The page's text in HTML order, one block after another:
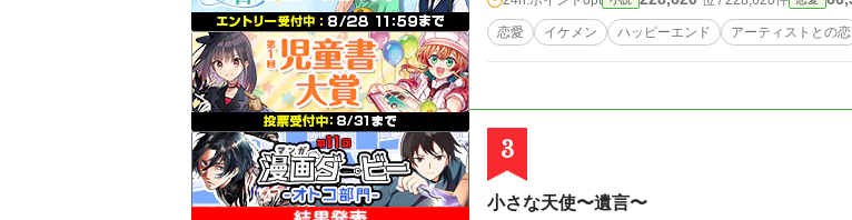
恋愛 イケメン ハッピーエンド アーティストとの恋
3
小さな天使〜遺言〜